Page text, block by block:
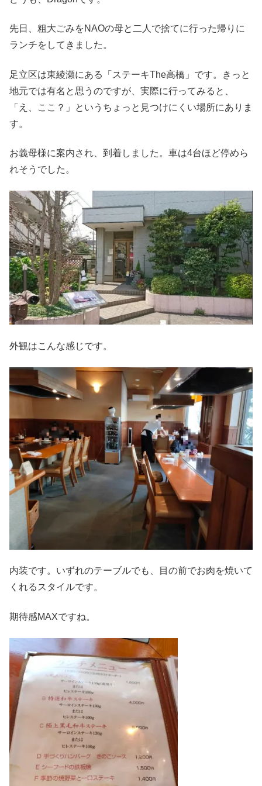
先日、粗大ごみをNAOの母と二人で捨てに行った帰りに
ランチをしてきました。
足立区は東綾瀬にある「ステーキThe高橋」です。きっと
地元では有名と思うのですが、実際に行ってみると、
「え、ここ？」というちょっと見つけにくい場所にありま
す。
お義母様に案内され、到着しました。車は4台ほど停めら
れそうでした。
外観はこんな感じです。
内装です。いずれのテーブルでも、目の前でお肉を焼いて
くれるスタイルです。
期待感MAXですね。